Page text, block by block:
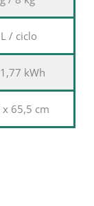
/ ciclo
kWh
65,5 cm